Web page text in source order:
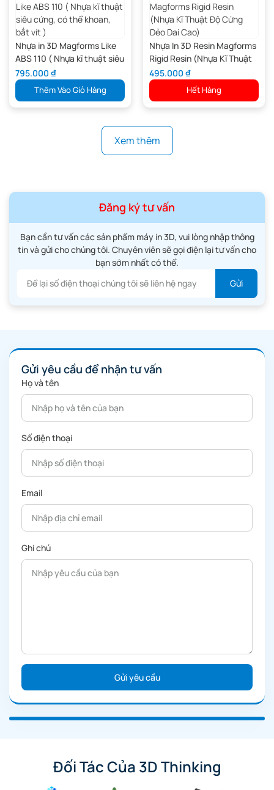
Nhựa in 3D Magforms Like
ABS 110 ( Nhựa kĩ thuật siêu
cứng, có thể khoan, bắt vít )
795.000 ₫
Thêm Vào Giỏ Hàng
Nhựa In 3D Resin Magforms
Rigid Resin (Nhựa Kĩ Thuật
Độ Cứng Dẻo Dai Cao)
495.000 ₫
Hết Hàng
Xem thêm
Đăng ký tư vấn
Bạn cần tư vấn các sản phẩm máy in 3D, vui lòng nhập thông
tin và gửi cho chúng tôi. Chuyên viên sẽ gọi điện lại tư vấn cho
bạn sớm nhất có thể.
Gửi yêu cầu để nhận tư vấn
Họ và tên
Số điện thoại
Email
Ghi chú
Đối Tác Của 3D Thinking